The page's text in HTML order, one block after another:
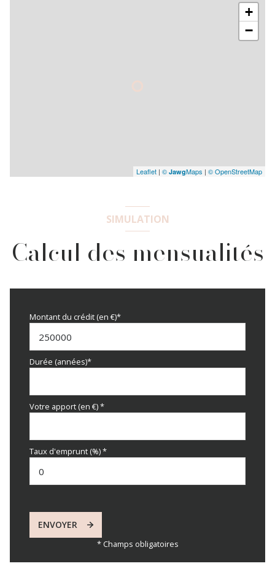
+
−
Leaflet | © JawgMaps | © OpenStreetMap
SIMULATION
Calcul des mensualités
Montant du crédit (en €)*
Durée (années)*
Votre apport (en €) *
Taux d'emprunt (%) *
ENVOYER
* Champs obligatoires